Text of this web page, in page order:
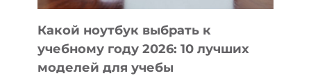
КОДА
Какой ноутбук выбрать к
учебному году 2026: 10 лучших
моделей для учебы